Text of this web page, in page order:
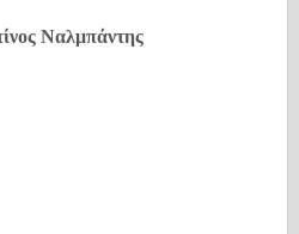
Ναλμπάντης